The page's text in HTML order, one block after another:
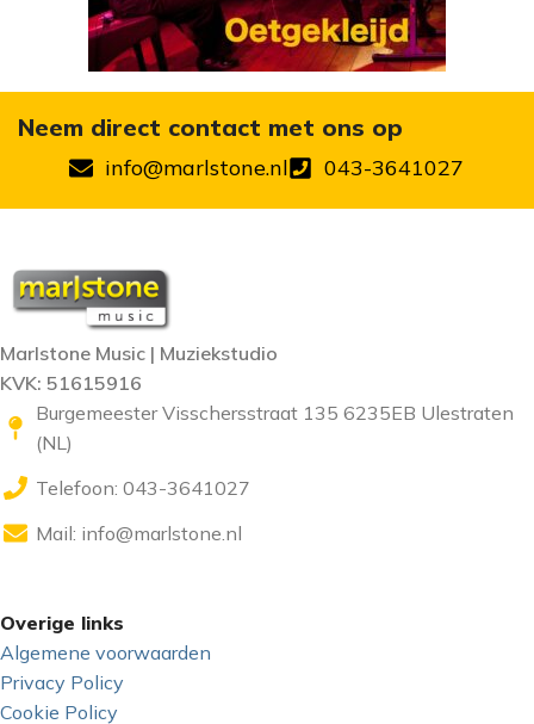
Neem direct contact met ons op
info@marlstone.nl 043-3641027
Marlstone Music | Muziekstudio
KVK: 51615916
Burgemeester Visschersstraat 135 6235EB Ulestraten
(NL)
Telefoon: 043-3641027
Mail: info@marlstone.nl
Overige links
Algemene voorwaarden
Privacy Policy
Cookie Policy